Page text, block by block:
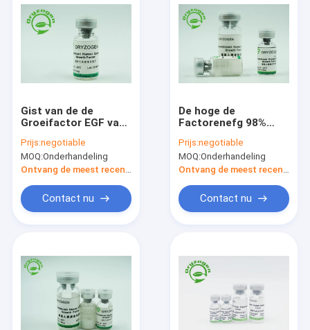
Producten
Ongeveer ons
Fabrieksreis
Gist van de de
Groeifactor EGF van
leidde de Menselijke
Epidermale niet af -
Dierlijke Component
Prijs:negotiable
MOQ:Onderhandeling
Ontvang de meest recente Prijs
Contact nu
De hoge de
Factorenefg 98%
Bio-activiteit
Menselijke
Recombinante
voor Huid
vernieuwt/Reparatie
Prijs:negotiable
MOQ:Onderhandeling
Ontvang de meest recente Prijs
Contact nu